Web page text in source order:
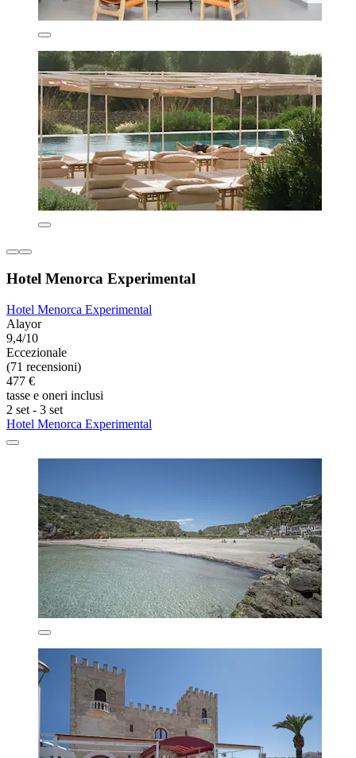
Hotel Menorca Experimental
Hotel Menorca Experimental
Alayor
9,4/10
Eccezionale
(71 recensioni)
477 €
tasse e oneri inclusi
2 set - 3 set
Hotel Menorca Experimental